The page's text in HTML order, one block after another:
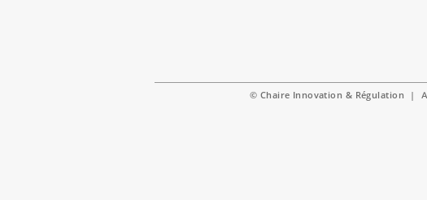
© Chaire Innovation & Régulation |